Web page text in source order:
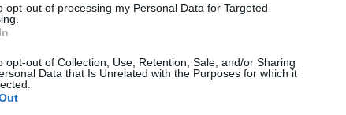
opt-out of processing my Personal Data for Targeted
opt-out of Collection, Use, Retention, Sale, and/or Sharing
Data that Is Unrelated with the Purposes for which it
un senso di